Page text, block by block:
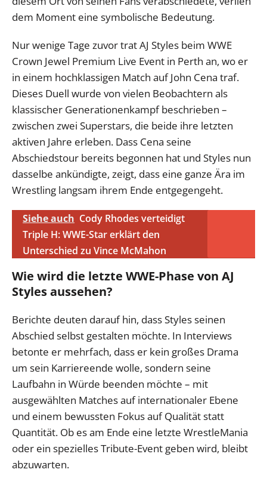
dem Moment eine symbolische Bedeutung.
Nur wenige Tage zuvor trat AJ Styles beim WWE
Crown Jewel Premium Live Event in Perth an, wo er
in einem hochklassigen Match auf John Cena traf.
Dieses Duell wurde von vielen Beobachtern als
klassischer Generationenkampf beschrieben –
zwischen zwei Superstars, die beide ihre letzten
aktiven Jahre erleben. Dass Cena seine
Abschiedstour bereits begonnen hat und Styles nun
dasselbe ankündigte, zeigt, dass eine ganze Ära im
Wrestling langsam ihrem Ende entgegengeht.
Siehe auch Cody Rhodes verteidigt
Triple H: WWE-Star erklärt den
Unterschied zu Vince McMahon
Wie wird die letzte WWE-Phase von AJ
Styles aussehen?
Berichte deuten darauf hin, dass Styles seinen
Abschied selbst gestalten möchte. In Interviews
betonte er mehrfach, dass er kein großes Drama
um sein Karriereende wolle, sondern seine
Laufbahn in Würde beenden möchte – mit
ausgewählten Matches auf internationaler Ebene
und einem bewussten Fokus auf Qualität statt
Quantität. Ob es am Ende eine letzte WrestleMania
oder ein spezielles Tribute-Event geben wird, bleibt
abzuwarten.